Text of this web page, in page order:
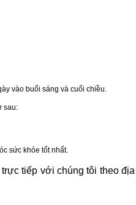
vào buổi sáng và cuối chiều.
sau:
sức khỏe tốt nhất.
tiếp với chúng tôi theo địa